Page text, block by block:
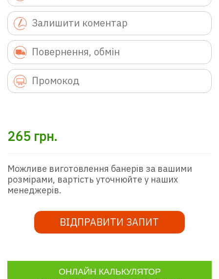
265 грн.
Можливе виготовлення банерів за вашими
розмірами, вартість уточнюйте у наших
менеджерів.
ВІДПРАВИТИ ЗАПИТ
ОНЛАЙН КАЛЬКУЛЯТОР